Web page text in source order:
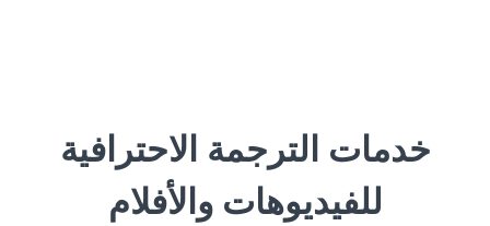
خدمات الترجمة الاحترافية
للفيديوهات والأفلام